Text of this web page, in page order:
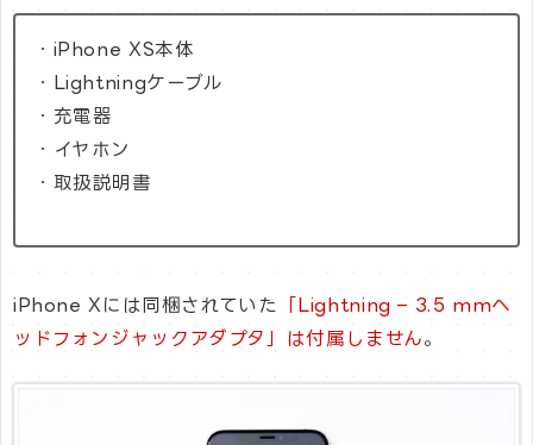
・iPhone XS本体
・Lightningケーブル
・充電器
・イヤホン
・取扱説明書
iPhone Xには同梱されていた 「Lightning – 3.5 mmヘ
ッドフォンジャックアダプタ」は付属しません。